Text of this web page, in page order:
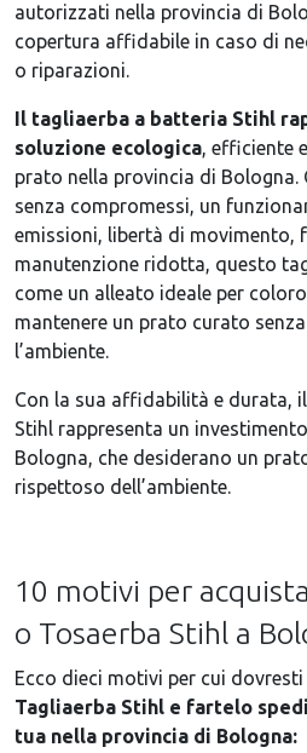
autorizzati nella provincia di
copertura affidabile in caso di
o riparazioni.
Il tagliaerba a batteria Stihl
soluzione ecologica, efficiente
prato nella provincia di
senza compromessi, un
emissioni, libertà di movimento,
manutenzione ridotta, questo
come un alleato ideale per
mantenere un prato curato
l’ambiente.
Con la sua affidabilità e durata,
Stihl rappresenta un
Bologna, che desiderano un
rispettoso dell’ambiente.
10 motivi per
o Tosaerba Stihl a
Ecco dieci motivi per cui
Tagliaerba Stihl e fartelo
tua nella provincia di Bologna: